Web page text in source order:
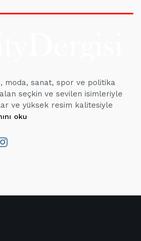
moda, sanat, spor ve politika
alan seçkin ve sevilen isimleriyle
ve yüksek resim kalitesiyle
oku